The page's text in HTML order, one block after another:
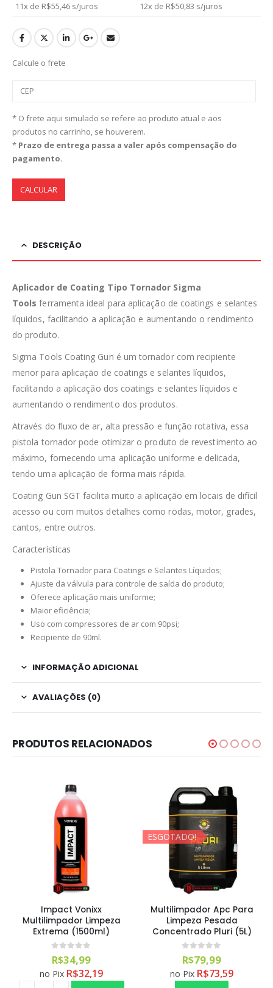
11x de R$55,46 s/juros 12x de R$50,83 s/juros
Calcule o frete
* O frete aqui simulado se refere ao produto atual e aos
produtos no carrinho, se houverem.
* Prazo de entrega passa a valer após compensação do
pagamento.
CALCULAR
DESCRIÇÃO
Aplicador de Coating Tipo Tornador Sigma
Tools ferramenta ideal para aplicação de coatings e selantes
líquidos, facilitando a aplicação e aumentando o rendimento
do produto.
Sigma Tools Coating Gun é um tornador com recipiente
menor para aplicação de coatings e selantes líquidos,
facilitando a aplicação dos coatings e selantes líquidos e
aumentando o rendimento dos produtos.
Através do fluxo de ar, alta pressão e função rotativa, essa
pistola tornador pode otimizar o produto de revestimento ao
máximo, fornecendo uma aplicação uniforme e delicada,
tendo uma aplicação de forma mais rápida.
Coating Gun SGT facilita muito a aplicação em locais de difícil
acesso ou com muitos detalhes como rodas, motor, grades,
cantos, entre outros.
Características
Pistola Tornador para Coatings e Selantes Líquidos;
Ajuste da válvula para controle de saída do produto;
Oferece aplicação mais uniforme;
Maior eficiência;
Uso com compressores de ar com 90psi;
Recipiente de 90ml.
INFORMAÇÃO ADICIONAL
AVALIAÇÕES (0)
PRODUTOS RELACIONADOS
Impact Vonixx
Multilimpador Limpeza
Extrema (1500ml)
0 out of 5
R$34,99
no Pix R$32,19
ESGOTADO!
Multilimpador Apc Para
Limpeza Pesada
Concentrado Pluri (5L)
0 out of 5
R$79,99
no Pix R$73,59